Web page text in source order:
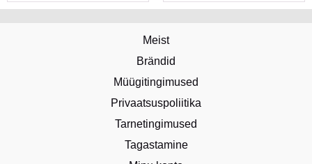
Meist
Brändid
Müügitingimused
Privaatsuspoliitika
Tarnetingimused
Tagastamine